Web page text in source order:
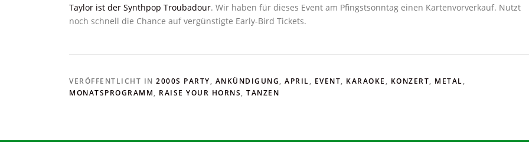
Taylor ist der Synthpop Troubadour. Wir haben für dieses Event am Pfingstsonntag einen Kartenvorverkauf. Nutzt
noch schnell die Chance auf vergünstigte Early-Bird Tickets.
VERÖFFENTLICHT IN 2000S PARTY, ANKÜNDIGUNG, APRIL, EVENT, KARAOKE , KONZERT, METAL,
MONATSPROGRAMM, RAISE YOUR HORNS, TANZEN